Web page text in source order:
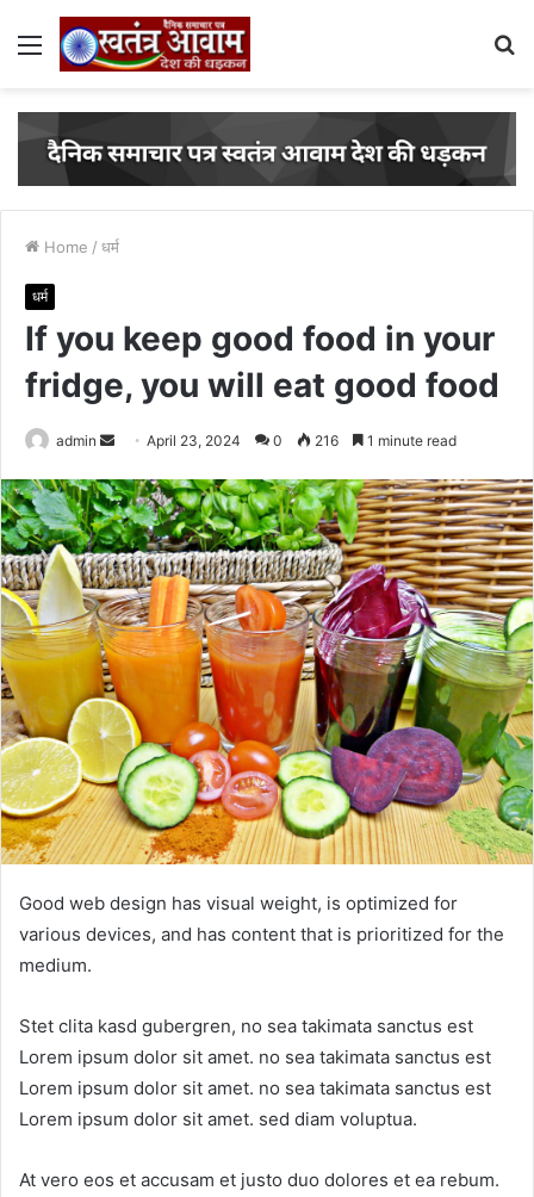
Menu
Home / धर्म
धर्म
If you keep good food in your
fridge, you will eat good food
admin
Send
email
April 23, 2024 0 216 1 minute read
Good web design has visual weight, is optimized for
various devices, and has content that is prioritized for the
medium.
Stet clita kasd gubergren, no sea takimata sanctus est
Lorem ipsum dolor sit amet. no sea takimata sanctus est
Lorem ipsum dolor sit amet. no sea takimata sanctus est
Lorem ipsum dolor sit amet. sed diam voluptua.
At vero eos et accusam et justo duo dolores et ea rebum.